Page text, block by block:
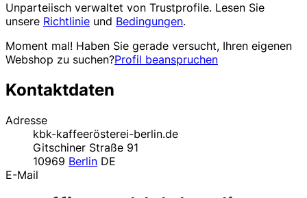
Unparteiisch verwaltet von Trustprofile. Lesen Sie
unsere Richtlinie und Bedingungen.
Moment mal! Haben Sie gerade versucht, Ihren eigenen
Webshop zu suchen?Profil beanspruchen
Kontaktdaten
Adresse
kbk-kaffeerösterei-berlin.de
Gitschiner Straße 91
10969 Berlin DE
E-Mail